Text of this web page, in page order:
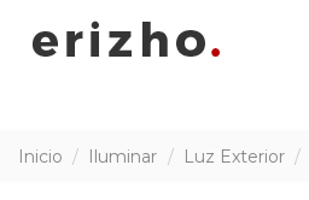
Inicio Iluminar Luz Exterior